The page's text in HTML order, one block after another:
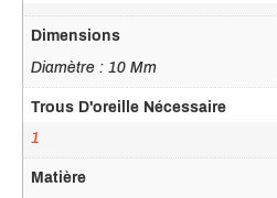
Dimensions
Diamètre : 10 Mm
Trous D'oreille Nécessaire
1
Matière